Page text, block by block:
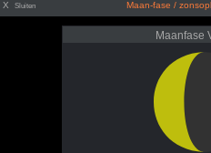
X Sluiten Maan-fase /
Maanfase